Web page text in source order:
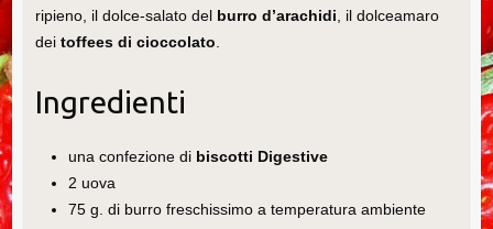
ripieno, il dolce-salato del burro d’arachidi, il dolceamaro
dei toffees di cioccolato.
Ingredienti
una confezione di biscotti Digestive
2 uova
75 g. di burro freschissimo a temperatura ambiente